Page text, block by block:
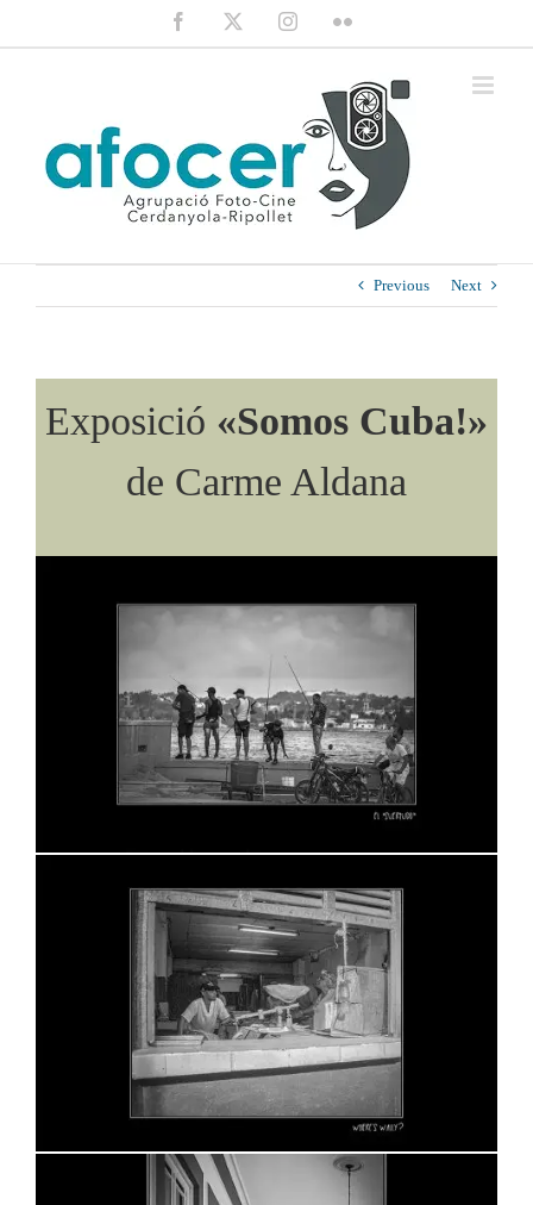
Facebook InstagramFlickr
Previous Next
Exposició «Somos Cuba!»
de Carme Aldana